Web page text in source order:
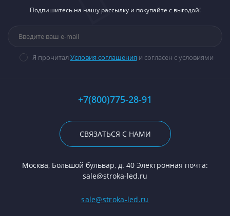
Подпишитесь на нашу рассылку и покупайте с выгодой!
Я прочитал Условия соглашения и согласен с условиями
+7(800)775-28-91
СВЯЗАТЬСЯ С НАМИ
Москва, Большой бульвар, д. 40 Электронная почта:
sale@stroka-led.ru
sale@stroka-led.ru